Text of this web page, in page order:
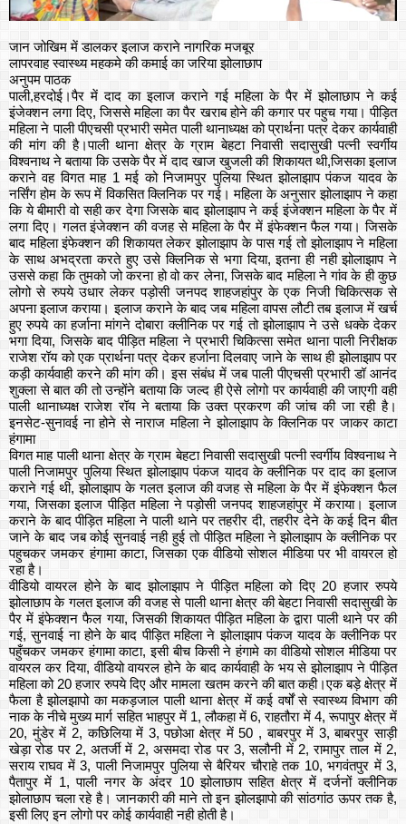
जान जोखिम में डालकर इलाज कराने नागरिक मजबूर
लापरवाह स्वास्थ्य महकमे की कमाई का जरिया झोलाछाप
अनुपम पाठक
पाली,हरदोई।पैर में दाद का इलाज कराने गई महिला के पैर में झोलाछाप ने कई
इंजेक्शन लगा दिए, जिससे महिला का पैर खराब होने की कगार पर पहुच गया। पीड़ित
महिला ने पाली पीएचसी प्रभारी समेत पाली थानाध्यक्ष को प्रार्थना पत्र देकर कार्यवाही
की मांग की है।पाली थाना क्षेत्र के ग्राम बेहटा निवासी सदासुखी पत्नी स्वर्गीय
विश्वनाथ ने बताया कि उसके पैर में दाद खाज खुजली की शिकायत थी,जिसका इलाज
कराने वह विगत माह 1 मई को निजामपुर पुलिया स्थित झोलाझाप पंकज यादव के
नर्सिंग होम के रूप में विकसित क्लिनिक पर गई। महिला के अनुसार झोलाझाप ने कहा
कि ये बीमारी वो सही कर देगा जिसके बाद झोलाझाप ने कई इंजेक्शन महिला के पैर में
लगा दिए। गलत इंजेक्शन की वजह से महिला के पैर में इंफेक्शन फैल गया। जिसके
बाद महिला इंफेक्शन की शिकायत लेकर झोलाझाप के पास गई तो झोलाझाप ने महिला
के साथ अभद्रता करते हुए उसे क्लिनिक से भगा दिया, इतना ही नही झोलाझाप ने
उससे कहा कि तुमको जो करना हो वो कर लेना, जिसके बाद महिला ने गांव के ही कुछ
लोगो से रुपये उधार लेकर पड़ोसी जनपद शाहजहांपुर के एक निजी चिकित्सक से
अपना इलाज कराया। इलाज कराने के बाद जब महिला वापस लौटी तब इलाज में खर्च
हुए रुपये का हर्जाना मांगने दोबारा क्लीनिक पर गई तो झोलाझाप ने उसे धक्के देकर
भगा दिया, जिसके बाद पीड़ित महिला ने प्रभारी चिकित्सा समेत थाना पाली निरीक्षक
राजेश रॉय को एक प्रार्थना पत्र देकर हर्जाना दिलवाए जाने के साथ ही झोलाझाप पर
कड़ी कार्यवाही करने की मांग की। इस संबंध में जब पाली पीएचसी प्रभारी डॉ आनंद
शुक्ला से बात की तो उन्होंने बताया कि जल्द ही ऐसे लोगो पर कार्यवाही की जाएगी वही
पाली थानाध्यक्ष राजेश रॉय ने बताया कि उक्त प्रकरण की जांच की जा रही है।
इनसेट-सुनावई ना होने से नाराज महिला ने झोलाझाप के क्लिनिक पर जाकर काटा
हंगामा
विगत माह पाली थाना क्षेत्र के ग्राम बेहटा निवासी सदासुखी पत्नी स्वर्गीय विश्वनाथ ने
पाली निजामपुर पुलिया स्थित झोलाझाप पंकज यादव के क्लीनिक पर दाद का इलाज
कराने गई थी, झोलाझाप के गलत इलाज की वजह से महिला के पैर में इंफेक्शन फैल
गया, जिसका इलाज पीड़ित महिला ने पड़ोसी जनपद शाहजहांपुर में कराया। इलाज
कराने के बाद पीड़ित महिला ने पाली थाने पर तहरीर दी, तहरीर देने के कई दिन बीत
जाने के बाद जब कोई सुनवाई नही हुई तो पीड़ित महिला ने झोलाझाप के क्लीनिक पर
पहुचकर जमकर हंगामा काटा, जिसका एक वीडियो सोशल मीडिया पर भी वायरल हो
रहा है।
वीडियो वायरल होने के बाद झोलाझाप ने पीड़ित महिला को दिए 20 हजार रुपये
झोलाछाप के गलत इलाज की वजह से पाली थाना क्षेत्र की बेहटा निवासी सदासुखी के
पैर में इंफेक्शन फैल गया, जिसकी शिकायत पीड़ित महिला के द्वारा पाली थाने पर की
गई, सुनवाई ना होने के बाद पीड़ित महिला ने झोलाझाप पंकज यादव के क्लीनिक पर
पहुँचकर जमकर हंगामा काटा, इसी बीच किसी ने हंगामे का वीडियो सोशल मीडिया पर
वायरल कर दिया, वीडियो वायरल होने के बाद कार्यवाही के भय से झोलाझाप ने पीड़ित
महिला को 20 हजार रुपये दिए और मामला खतम करने की बात कही।एक बड़े क्षेत्र में
फैला है झोलझापो का मकड़जाल पाली थाना क्षेत्र में कई वर्षों से स्वास्थ्य विभाग की
नाक के नीचे मुख्य मार्ग सहित भाहपुर में 1, लौकहा में 6, राहतौरा में 4, रूपापुर क्षेत्र में
20, मुंडेर में 2, कछिलिया में 3, पछोआ क्षेत्र में 50 , बाबरपुर में 3, बाबरपुर साड़ी
खेड़ा रोड पर 2, अतर्जी में 2, असमदा रोड पर 3, सलौनी में 2, रामापुर ताल में 2,
सराय राघव में 3, पाली निजामपुर पुलिया से बैरियर चौराहे तक 10, भगवंतपुर में 3,
पैतापुर में 1, पाली नगर के अंदर 10 झोलाछाप सहित क्षेत्र में दर्जनों क्लीनिक
झोलाछाप चला रहे है। जानकारी की माने तो इन झोलझापो की सांठगांठ ऊपर तक है,
इसी लिए इन लोगो पर कोई कार्यवाही नही होती है।